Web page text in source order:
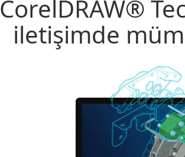
CorelDRAW®
iletişimde